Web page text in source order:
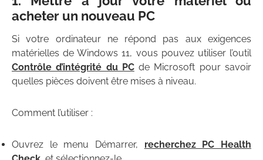
acheter un nouveau PC
Si votre ordinateur ne répond pas aux exigences
matérielles de Windows 11, vous pouvez utiliser l’outil
Contrôle d’intégrité du PCde Microsoft pour savoir
quelles pièces doivent être mises à niveau.
Comment l’utiliser :
Ouvrez le menu Démarrer, recherchez PC Health